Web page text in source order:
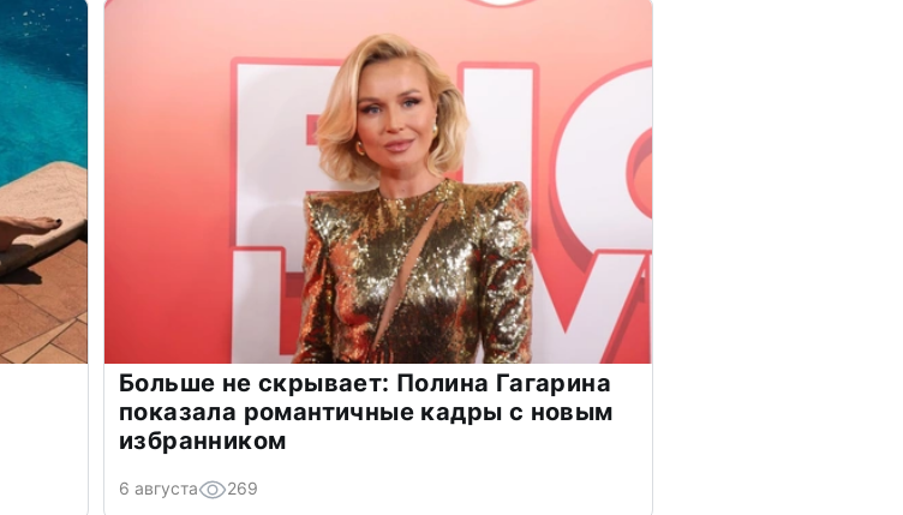
Больше не скрывает: Полина Гагарина
показала романтичные кадры с новым
избранником
6 августа 269